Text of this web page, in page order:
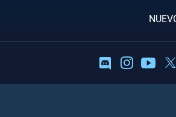
DiscordInstagram